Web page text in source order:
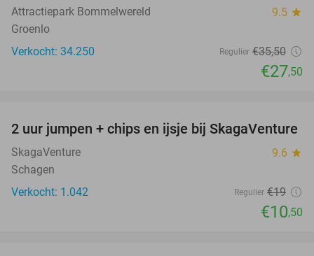
Attractiepark Bommelwereld 9.5 star
Groenlo
Verkocht: 34.250
Regulier €35,50
€27,50
45%
2 uur jumpen + chips en ijsje bij SkagaVenture
SkagaVenture 9.6 star
Schagen
Verkocht: 1.042
Regulier €19
€10,50